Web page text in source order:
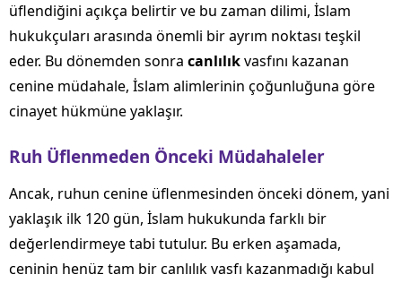
üflendiğini açıkça belirtir ve bu zaman dilimi, İslam
hukukçuları arasında önemli bir ayrım noktası teşkil
eder. Bu dönemden sonra canlılıkvasfını kazanan
cenine müdahale, İslam alimlerinin çoğunluğuna göre
cinayet hükmüne yaklaşır.
Ruh Üflenmeden Önceki Müdahaleler
Ancak, ruhun cenine üflenmesinden önceki dönem, yani
yaklaşık ilk 120 gün, İslam hukukunda farklı bir
değerlendirmeye tabi tutulur. Bu erken aşamada,
ceninin henüz tam bir canlılık vasfı kazanmadığı kabul